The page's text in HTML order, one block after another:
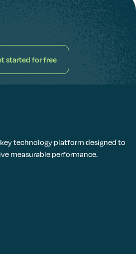
Clara today for
started for free
started for free
technology platform designed to
measurable performance.